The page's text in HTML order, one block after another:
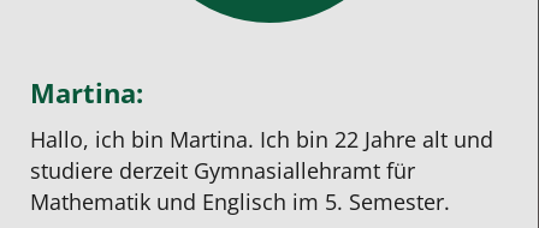
Martina:
Hallo, ich bin Martina. Ich bin 22 Jahre alt und
studiere derzeit Gymnasiallehramt für
Mathematik und Englisch im 5. Semester.